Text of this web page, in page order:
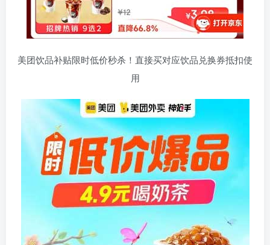
美团饮品补贴限时低价秒杀！直接买对应饮品兑换券抵扣使
用